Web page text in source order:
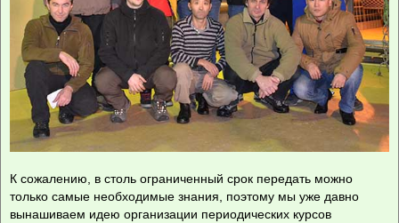
К сожалению, в столь ограниченный срок передать можно
только самые необходимые знания, поэтому мы уже давно
вынашиваем идею организации периодических курсов